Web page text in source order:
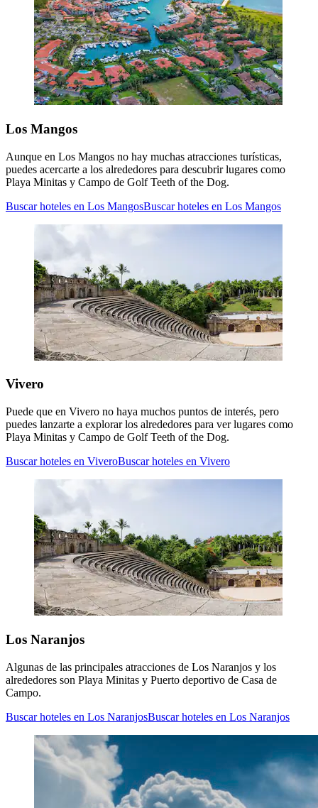
Los Mangos
Aunque en Los Mangos no hay muchas atracciones turísticas,
puedes acercarte a los alrededores para descubrir lugares como
Playa Minitas y Campo de Golf Teeth of the Dog.
Buscar hoteles en Los MangosBuscar hoteles en Los Mangos
Vivero
Puede que en Vivero no haya muchos puntos de interés, pero
puedes lanzarte a explorar los alrededores para ver lugares como
Playa Minitas y Campo de Golf Teeth of the Dog.
Buscar hoteles en ViveroBuscar hoteles en Vivero
Los Naranjos
Algunas de las principales atracciones de Los Naranjos y los
alrededores son Playa Minitas y Puerto deportivo de Casa de
Campo.
Buscar hoteles en Los NaranjosBuscar hoteles en Los Naranjos